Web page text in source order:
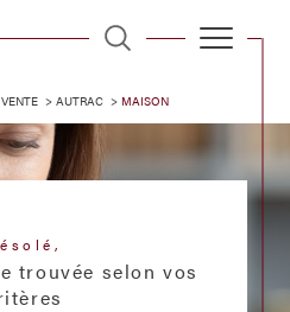
VENTE AUTRAC MAISON
Désolé,
trouvée selon vos